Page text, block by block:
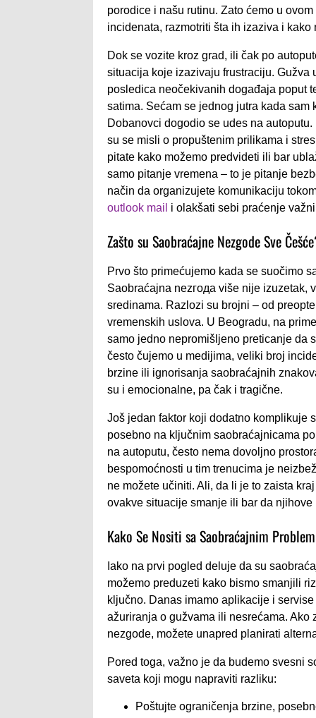
porodice i našu rutinu. Zato ćemo u
incidenata, razmotriti šta ih izaziva i
Dok se vozite kroz grad, ili čak po
situacija koje izazivaju frustraciju.
posledica neočekivanih događaja poput
satima. Sećam se jednog jutra kada
Dobanovci dogodio se udes na
su se misli o propuštenim prilikama i
pitate kako možemo predvideti ili bar
samo pitanje vremena – to je pitanje
način da organizujete komunikaciju
outlook mail i olakšati sebi praćenje
Zašto su Saobraćajne Nezgode Sve
Prvo što primećujemo kada se suočimo
Saobraćajna nezгода više nije izuzetak,
sredinama. Razlozi su brojni – od
vremenskih uslova. U Beogradu, na
samo jedno nepromišljeno preticanje da
često čujemo u medijima, veliki broj
brzine ili ignorisanja saobraćajnih
su i emocionalne, pa čak i tragične.
Još jedan faktor koji dodatno komplikuje
posebno na ključnim saobraćajnicama
na autoputu, često nema dovoljno
bespomoćnosti u tim trenucima je
ne možete učiniti. Ali, da li je to zaista
ovakve situacije smanje ili bar da
Kako Se Nositi sa Saobraćajnim
Iako na prvi pogled deluje da su
možemo preduzeti kako bismo smanjili
ključno. Danas imamo aplikacije i
ažuriranja o gužvama ili nesrećama.
nezgode, možete unapred planirati
Pored toga, važno je da budemo svesni
saveta koji mogu napraviti razliku:
Poštujte ograničenja brzine,